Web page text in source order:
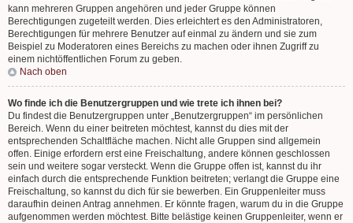
kann mehreren Gruppen angehören und jeder Gruppe können
Berechtigungen zugeteilt werden. Dies erleichtert es den Administratoren,
Berechtigungen für mehrere Benutzer auf einmal zu ändern und sie zum
Beispiel zu Moderatoren eines Bereichs zu machen oder ihnen Zugriff zu
einem nichtöffentlichen Forum zu geben.
Nach oben
Wo finde ich die Benutzergruppen und wie trete ich ihnen bei?
Du findest die Benutzergruppen unter „Benutzergruppen“ im persönlichen
Bereich. Wenn du einer beitreten möchtest, kannst du dies mit der
entsprechenden Schaltfläche machen. Nicht alle Gruppen sind allgemein
offen. Einige erfordern erst eine Freischaltung, andere können geschlossen
sein und weitere sogar versteckt. Wenn die Gruppe offen ist, kannst du ihr
einfach durch die entsprechende Funktion beitreten; verlangt die Gruppe eine
Freischaltung, so kannst du dich für sie bewerben. Ein Gruppenleiter muss
daraufhin deinen Antrag annehmen. Er könnte fragen, warum du in die Gruppe
aufgenommen werden möchtest. Bitte belästige keinen Gruppenleiter, wenn er